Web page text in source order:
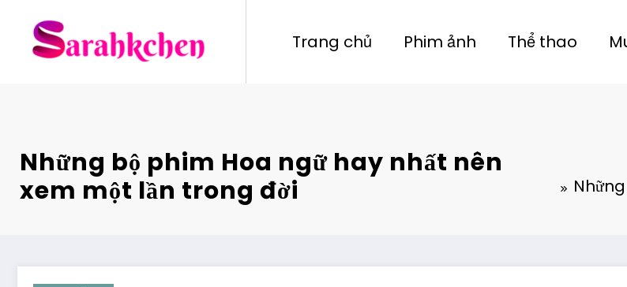
content
Trang chủ Phim ảnh Thể thao
Những bộ phim Hoa ngữ hay nhất nên
xem một lần trong đời